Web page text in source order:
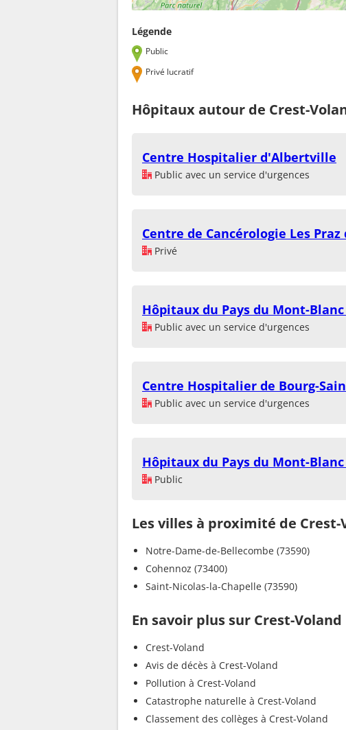
Légende
Public
Privé lucratif
Hôpitaux autour de Crest-
Centre Hospitalier d'Albertville
Public avec un service d'urgences
Centre de Cancérologie Les Praz
Privé
Hôpitaux du Pays du Mont-
Public avec un service d'urgences
Centre Hospitalier de Bourg-
Public avec un service d'urgences
Hôpitaux du Pays du Mont-
Public
Les villes à proximité de Crest-
Notre-Dame-de-Bellecombe (73590)
Cohennoz (73400)
Saint-Nicolas-la-Chapelle (73590)
En savoir plus sur Crest-Voland
Crest-Voland
Avis de décès à Crest-Voland
Pollution à Crest-Voland
Catastrophe naturelle à Crest-Voland
Classement des collèges à Crest-Voland